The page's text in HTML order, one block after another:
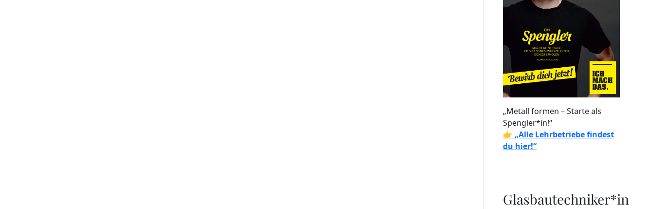
„Metall formen – Starte als
Spengler*in!“
👉 „Alle Lehrbetriebe findest
du hier!“
Glasbautechniker*in